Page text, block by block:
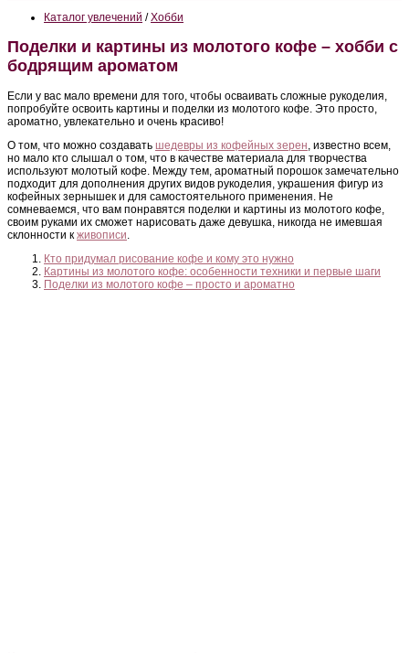
Каталог увлечений / Хобби
Поделки и картины из молотого кофе – хобби с
бодрящим ароматом
Если у вас мало времени для того, чтобы осваивать сложные рукоделия,
попробуйте освоить картины и поделки из молотого кофе. Это просто,
ароматно, увлекательно и очень красиво!
О том, что можно создавать шедевры из кофейных зерен, известно всем,
но мало кто слышал о том, что в качестве материала для творчества
используют молотый кофе. Между тем, ароматный порошок замечательно
подходит для дополнения других видов рукоделия, украшения фигур из
кофейных зернышек и для самостоятельного применения. Не
сомневаемся, что вам понравятся поделки и картины из молотого кофе,
своим руками их сможет нарисовать даже девушка, никогда не имевшая
склонности к живописи.
Кто придумал рисование кофе и кому это нужно
Картины из молотого кофе: особенности техники и первые шаги
Поделки из молотого кофе – просто и ароматно